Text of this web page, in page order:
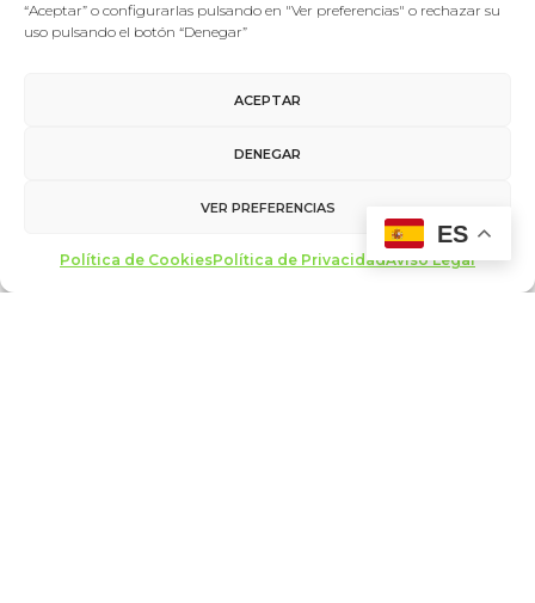
“Aceptar” o configurarlas pulsando en "Ver preferencias" o rechazar su
uso pulsando el botón “Denegar”
ACEPTAR
DENEGAR
VER PREFERENCIAS
Política de CookiesPolítica de PrivacidadAviso Legal
ES